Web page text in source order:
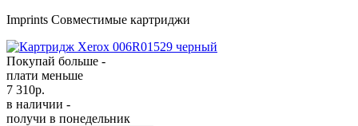
Imprints Совместимые картриджи
Покупай больше -
плати меньше
7 310р.
в наличии -
получи в понедельник